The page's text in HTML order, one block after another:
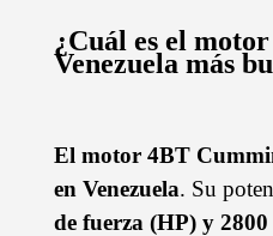
¿Cuál es el
Venezuela más
El motor 4BT
en Venezuela. Su
de fuerza (HP) y